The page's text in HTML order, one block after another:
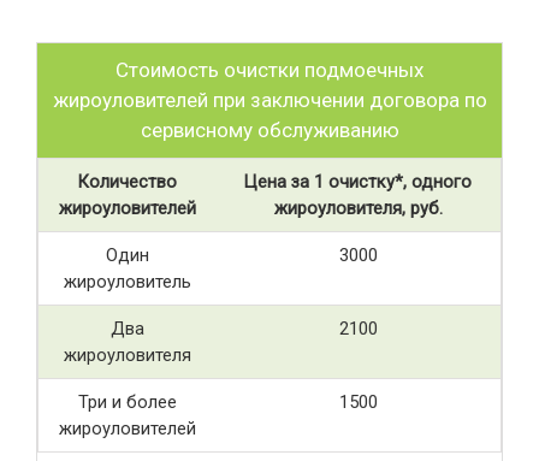
Стоимость очистки подмоечных
жироуловителей при заключении договора по
сервисному обслуживанию
Количество
жироуловителей
Цена за 1 очистку*, одного
жироуловителя, руб.
Один
жироуловитель
3000
Два
жироуловителя
2100
Три и более
жироуловителей
1500